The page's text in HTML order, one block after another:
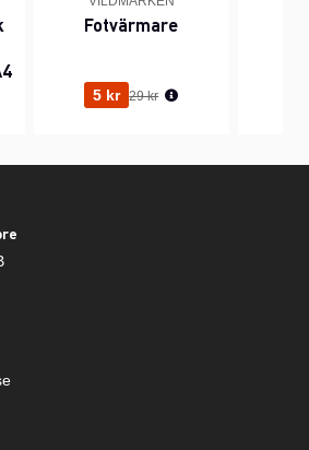
Fotvärmare
5 kr Ordinarie pris:
29 kr